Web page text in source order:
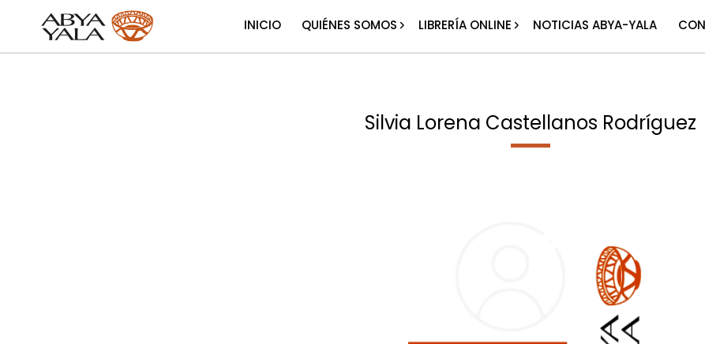
INICIO QUIÉNES SOMOS LIBRERÍA ONLINE NOTICIAS ABYA-YALA
Silvia Lorena Castellanos Rodríguez